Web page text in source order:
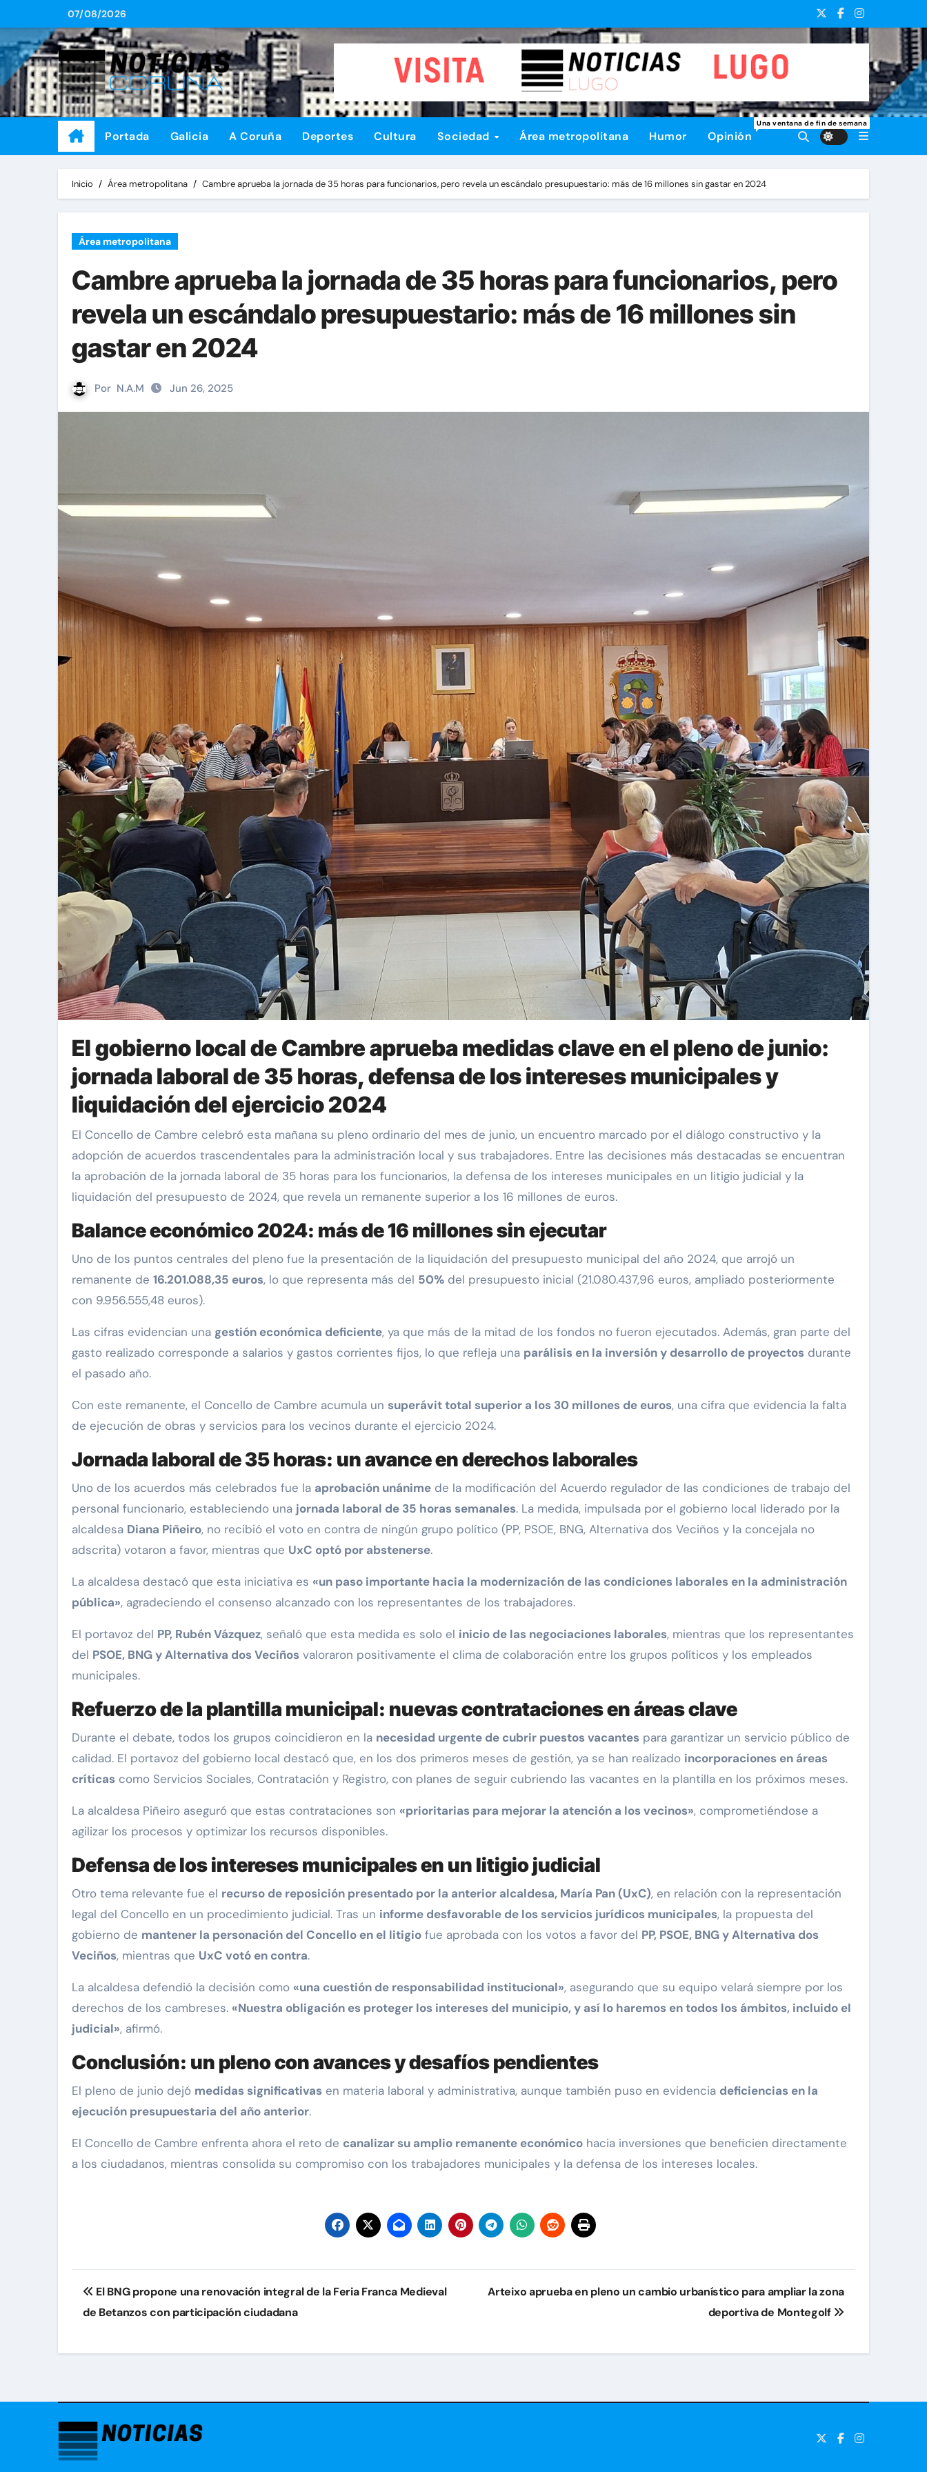
al
contenido
07/08/2026
Portada Galicia A Coruña Deportes Cultura Sociedad Área metropolitana Humor Opinión
Una ventana de fin de semana
Inicio Área metropolitana Cambre aprueba la jornada de 35 horas para funcionarios, pero revela un escándalo presupuestario: más de 16 millones sin gastar en 2024
Área metropolitana
Cambre aprueba la jornada de 35 horas para funcionarios, pero
revela un escándalo presupuestario: más de 16 millones sin
gastar en 2024
Por N.A.M Jun 26, 2025
El gobierno local de Cambre aprueba medidas clave en el pleno de junio:
jornada laboral de 35 horas, defensa de los intereses municipales y
liquidación del ejercicio 2024
El Concello de Cambre celebró esta mañana su pleno ordinario del mes de junio, un encuentro marcado por el diálogo constructivo y la
adopción de acuerdos trascendentales para la administración local y sus trabajadores. Entre las decisiones más destacadas se encuentran
la aprobación de la jornada laboral de 35 horas para los funcionarios, la defensa de los intereses municipales en un litigio judicial y la
liquidación del presupuesto de 2024, que revela un remanente superior a los 16 millones de euros.
Balance económico 2024: más de 16 millones sin ejecutar
Uno de los puntos centrales del pleno fue la presentación de la liquidación del presupuesto municipal del año 2024, que arrojó un
remanente de 16.201.088,35 euros, lo que representa más del 50% del presupuesto inicial (21.080.437,96 euros, ampliado posteriormente
con 9.956.555,48 euros).
Las cifras evidencian una gestión económica deficiente, ya que más de la mitad de los fondos no fueron ejecutados. Además, gran parte del
gasto realizado corresponde a salarios y gastos corrientes fijos, lo que refleja una parálisis en la inversión y desarrollo de proyectos durante
el pasado año.
Con este remanente, el Concello de Cambre acumula un superávit total superior a los 30 millones de euros, una cifra que evidencia la falta
de ejecución de obras y servicios para los vecinos durante el ejercicio 2024.
Jornada laboral de 35 horas: un avance en derechos laborales
Uno de los acuerdos más celebrados fue la aprobación unánime de la modificación del Acuerdo regulador de las condiciones de trabajo del
personal funcionario, estableciendo una jornada laboral de 35 horas semanales. La medida, impulsada por el gobierno local liderado por la
alcaldesa Diana Piñeiro, no recibió el voto en contra de ningún grupo político (PP, PSOE, BNG, Alternativa dos Veciños y la concejala no
adscrita) votaron a favor, mientras que UxC optó por abstenerse.
La alcaldesa destacó que esta iniciativa es «un paso importante hacia la modernización de las condiciones laborales en la administración
pública», agradeciendo el consenso alcanzado con los representantes de los trabajadores.
El portavoz del PP, Rubén Vázquez, señaló que esta medida es solo el inicio de las negociaciones laborales, mientras que los representantes
del PSOE, BNG y Alternativa dos Veciños valoraron positivamente el clima de colaboración entre los grupos políticos y los empleados
municipales.
Refuerzo de la plantilla municipal: nuevas contrataciones en áreas clave
Durante el debate, todos los grupos coincidieron en la necesidad urgente de cubrir puestos vacantes para garantizar un servicio público de
calidad. El portavoz del gobierno local destacó que, en los dos primeros meses de gestión, ya se han realizado incorporaciones en áreas
críticas como Servicios Sociales, Contratación y Registro, con planes de seguir cubriendo las vacantes en la plantilla en los próximos meses.
La alcaldesa Piñeiro aseguró que estas contrataciones son «prioritarias para mejorar la atención a los vecinos», comprometiéndose a
agilizar los procesos y optimizar los recursos disponibles.
Defensa de los intereses municipales en un litigio judicial
Otro tema relevante fue el recurso de reposición presentado por la anterior alcaldesa, María Pan (UxC), en relación con la representación
legal del Concello en un procedimiento judicial. Tras un informe desfavorable de los servicios jurídicos municipales, la propuesta del
gobierno de mantener la personación del Concello en el litigio fue aprobada con los votos a favor del PP, PSOE, BNG y Alternativa dos
Veciños, mientras que UxC votó en contra.
La alcaldesa defendió la decisión como «una cuestión de responsabilidad institucional», asegurando que su equipo velará siempre por los
derechos de los cambreses. «Nuestra obligación es proteger los intereses del municipio, y así lo haremos en todos los ámbitos, incluido el
judicial», afirmó.
Conclusión: un pleno con avances y desafíos pendientes
El pleno de junio dejó medidas significativas en materia laboral y administrativa, aunque también puso en evidencia deficiencias en la
ejecución presupuestaria del año anterior.
El Concello de Cambre enfrenta ahora el reto de canalizar su amplio remanente económico hacia inversiones que beneficien directamente
a los ciudadanos, mientras consolida su compromiso con los trabajadores municipales y la defensa de los intereses locales.
Navegación
de
El BNG propone una renovación integral de la Feria Franca Medieval
de Betanzos con participación ciudadana
Arteixo aprueba en pleno un cambio urbanístico para ampliar la zona
deportiva de Montegolf